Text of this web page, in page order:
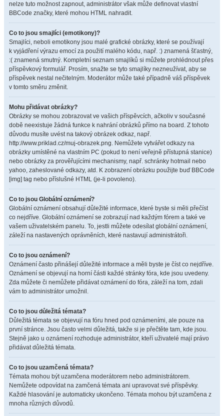
nelze tuto možnost zapnout, administrátor však může definovat vlastní
BBCode značky, které mohou HTML nahradit.
Co to jsou smajlíci (emotikony)?
Smajlíci, neboli emotikony jsou malé grafické obrázky, které se používají
k vyjádření výrazu emocí za použití malého kódu, např. :) znamená šťastný,
:( znamená smutný. Kompletní seznam smajlíků si můžete prohlédnout přes
příspěvkový formulář. Prosím, snažte se tyto smajlíky nezneužívat, aby se
příspěvek nestal nečitelným. Moderátor může také případně váš příspěvek
v tomto směru změnit.
Mohu přidávat obrázky?
Obrázky se mohou zobrazovat ve vašich příspěvcích, ačkoliv v současné
době neexistuje žádná funkce k nahrání obrázků přímo na board. Z tohoto
důvodu musíte uvést na takový obrázek odkaz, např.
http://www.priklad.cz/muj-obrazek.png. Nemůžete vytvářet odkazy na
obrázky umístěné na vlastním PC (pokud to není veřejně přístupná stanice)
nebo obrázky za prověřujícími mechanismy, např. schránky hotmail nebo
yahoo, zaheslované odkazy, atd. K zobrazení obrázku použijte buď BBCode
[img] tag nebo příslušné HTML (je-li povoleno).
Co to jsou Globální oznámení?
Globální oznámení obsahují důležité informace, které byste si měli přečíst
co nejdříve. Globální oznámení se zobrazují nad každým fórem a také ve
vašem uživatelském panelu. To, jestli můžete odesílat globální oznámení,
záleží na nastavených oprávněních, které nastavují administrátoři.
Co to jsou oznámení?
Oznámení často přinášejí důležité informace a měli byste je číst co nejdříve.
Oznámení se objevují na horní části každé stránky fóra, kde jsou uvedeny.
Zda můžete či nemůžete přidávat oznámení do fóra, záleží na tom, zdali
vám to administrátor umožnil.
Co to jsou důležitá témata?
Důležitá témata se objevují na fóru hned pod oznámeními, ale pouze na
první stránce. Jsou často velmi důležitá, takže si je přečtěte tam, kde jsou.
Stejně jako u oznámení rozhoduje administrátor, kteří uživatelé mají právo
přidávat důležitá témata.
Co to jsou uzamčená témata?
Témata mohou být uzamčena moderátorem nebo administrátorem.
Nemůžete odpovídat na zamčená témata ani upravovat své příspěvky.
Každé hlasování je automaticky ukončeno. Témata mohou být uzamčena z
mnoha různých důvodů.